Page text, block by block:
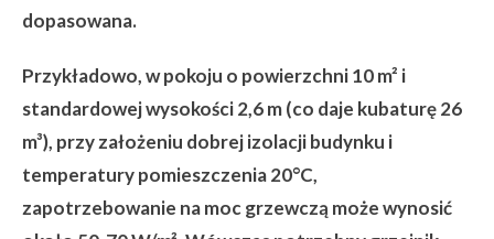
dopasowana.
Przykładowo, w pokoju o powierzchni 10 m² i
standardowej wysokości 2,6 m (co daje kubaturę 26
m³), przy założeniu dobrej izolacji budynku i
temperatury pomieszczenia 20°C,
zapotrzebowanie na moc grzewczą może wynosić